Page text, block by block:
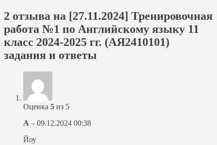
2 отзыва на [27.11.2024] Тренировочная
работа №1 по Английскому языку 11
класс 2024-2025 гг. (АЯ2410101)
задания и ответы
Оценка 5 из 5
А – 09.12.2024 00:38
Йоу